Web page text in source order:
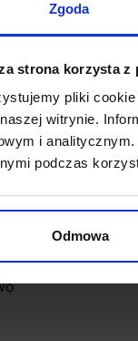
Zgoda
strona korzysta z
pliki
witrynie.
i
podczas
Odmowa
3W
3000K
nie
odcienie srebra,